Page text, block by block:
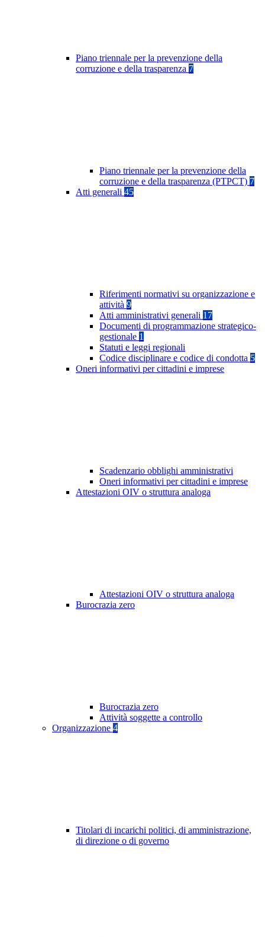
Piano triennale per la prevenzione della
corruzione e della trasparenza 7
Piano triennale per la prevenzione della
corruzione e della trasparenza (PTPCT) 7
Atti generali 45
Riferimenti normativi su organizzazione e
attività 9
Atti amministrativi generali 17
Documenti di programmazione strategico-
gestionale 1
Statuti e leggi regionali
Codice disciplinare e codice di condotta 5
Oneri informativi per cittadini e imprese
Scadenzario obblighi amministrativi
Oneri informativi per cittadini e imprese
Attestazioni OIV o struttura analoga
Attestazioni OIV o struttura analoga
Burocrazia zero
Burocrazia zero
Attività soggette a controllo
Organizzazione 4
Titolari di incarichi politici, di amministrazione,
di direzione o di governo